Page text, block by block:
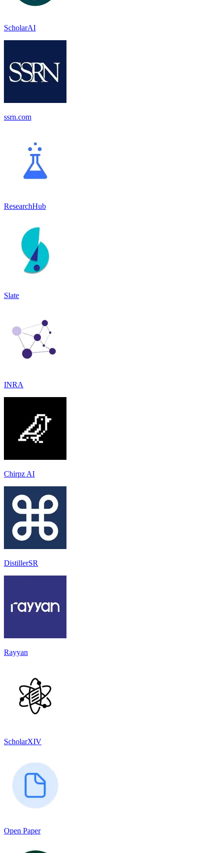
ScholarAI
ssrn.com
ResearchHub
Slate
INRA
Chirpz AI
DistillerSR
Rayyan
ScholarXIV
Open Paper